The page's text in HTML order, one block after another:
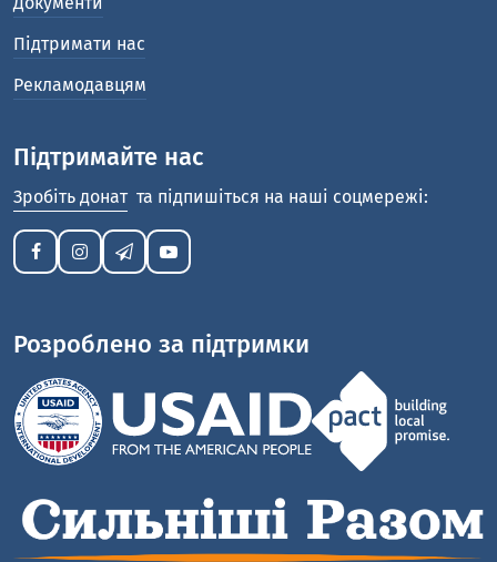
Підтримати нас
Рекламодавцям
Підтримайте нас
Зробіть донат та підпишіться на наші соцмережі:
Розроблено за підтримки